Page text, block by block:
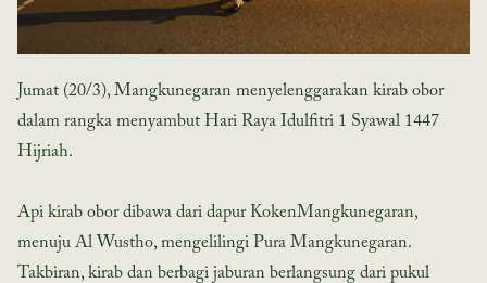
Jumat (20/3), Mangkunegaran menyelenggarakan kirab obor
dalam rangka menyambut Hari Raya Idulfitri 1 Syawal 1447
Hijriah.
Api kirab obor dibawa dari dapur KokenMangkunegaran,
menuju Al Wustho, mengelilingi Pura Mangkunegaran.
Takbiran, kirab dan berbagi jaburan berlangsung dari pukul